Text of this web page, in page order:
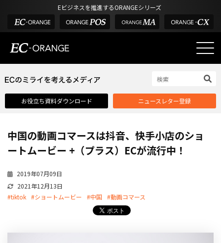
Eビジネスを推進するORANGEシリーズ
選ばれる理由
課題解決例
機能一覧
外部サービス連携
インフラ環境・サポート
お役立ち資料ダウンロード ニュースレター登録
中国の動画コマースは抖音、快手小店のショ
ートムービー +（プラス）ECが流行中！
2019年07月09日
2021年12月13日
#tiktok #ショートムービー #中国 #動画コマース